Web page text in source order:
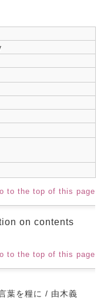
to the top of this page
on contents
to the top of this page
葉を糧に / 由木義